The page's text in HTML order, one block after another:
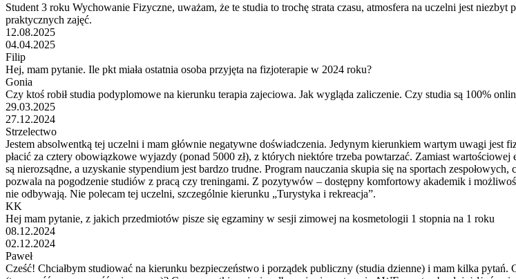
Student 3 roku Wychowanie Fizyczne, uważam, że te studia to trochę strata czasu, atmosfera na uczelni jest
praktycznych zajęć.
12.08.2025
04.04.2025
Filip
Hej, mam pytanie. Ile pkt miała ostatnia osoba przyjęta na fizjoterapie w 2024 roku?
Gonia
Czy ktoś robił studia podyplomowe na kierunku terapia zajeciowa. Jak wygląda zaliczenie. Czy studia są 100%
29.03.2025
27.12.2024
Strzelectwo
Jestem absolwentką tej uczelni i mam głównie negatywne doświadczenia. Jedynym kierunkiem wartym uwagi jest
płacić za cztery obowiązkowe wyjazdy (ponad 5000 zł), z których niektóre trzeba powtarzać. Zamiast
są nierozsądne, a uzyskanie stypendium jest bardzo trudne. Program nauczania skupia się na sportach
pozwala na pogodzenie studiów z pracą czy treningami. Z pozytywów – dostępny komfortowy akademik i
nie odbywają. Nie polecam tej uczelni, szczególnie kierunku „Turystyka i rekreacja”.
KK
Hej mam pytanie, z jakich przedmiotów pisze się egzaminy w sesji zimowej na kosmetologii 1 stopnia na 1 roku
08.12.2024
02.12.2024
Paweł
Cześć! Chciałbym studiować na kierunku bezpieczeństwo i porządek publiczny (studia dzienne) i mam kilka